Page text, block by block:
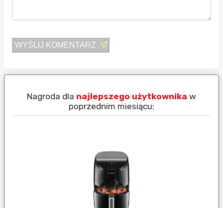
WYŚLIJ KOMENTARZ
Nagroda dla najlepszego użytkownika w
poprzednim miesiącu: